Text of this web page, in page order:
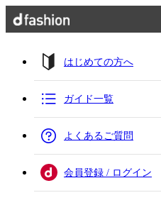
はじめての方へ
ガイド一覧
よくあるご質問
会員登録 / ログイン